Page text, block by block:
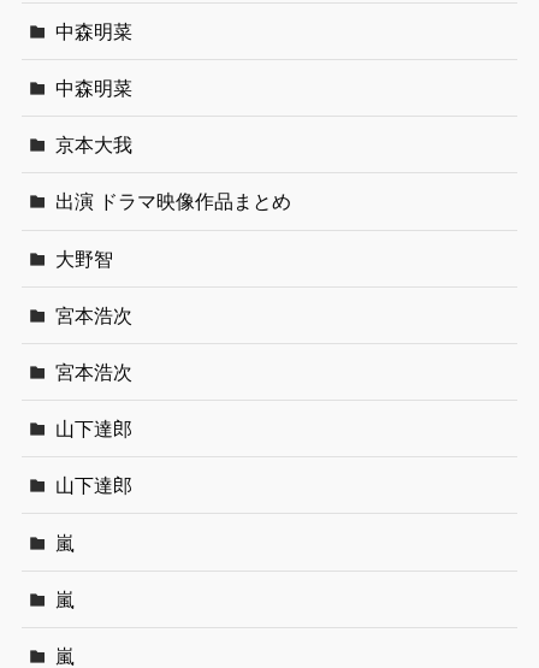
中森明菜
中森明菜
京本大我
出演 ドラマ映像作品まとめ
大野智
宮本浩次
宮本浩次
山下達郎
山下達郎
嵐
嵐
嵐